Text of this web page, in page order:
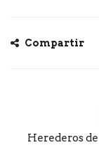
Compartir
Herederos